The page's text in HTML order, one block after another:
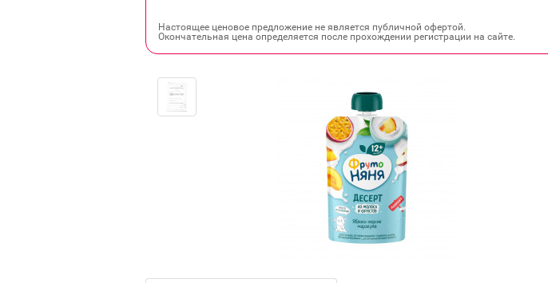
Настоящее ценовое предложение не является публичной офертой.
Окончательная цена определяется после прохождении регистрации на сайте.